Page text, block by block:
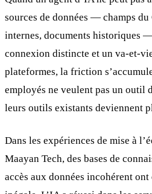
sources de données — champs
internes, documents historiques
connexion distincte et un va-et-
plateformes, la friction
employés ne veulent pas un outil
leurs outils existants deviennent
Dans les expériences de mise à
Maayan Tech, des bases de
accès aux données incohérent